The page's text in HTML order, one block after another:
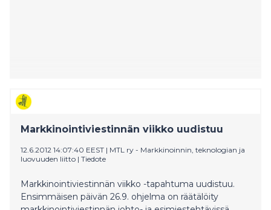
Markkinointiviestinnän viikko uudistuu
12.6.2012 14:07:40 EEST | MTL ry - Markkinoinnin, teknologian ja
luovuuden liitto | Tiedote
Markkinointiviestinnän viikko -tapahtuma uudistuu.
Ensimmäisen päivän 26.9. ohjelma on räätälöity